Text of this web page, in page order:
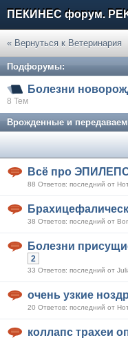
ПЕКИНЕС форум.
« Вернуться к Ветеринария
Подфорумы:
Болезни
8 Тем
Врожденные и
Всё про
88 Ответов: последний от
38 Ответов: последний от
Болезни
2
33 Ответов: последний от
очень узкие
20 Ответов: последний от
коллапс трахеи